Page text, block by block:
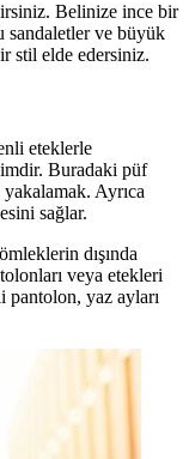
Belinize ince bir
sandaletler ve büyük
stil elde edersiniz.
eteklerle
Buradaki püf
Ayrıca
sağlar.
dışında
veya etekleri
yaz ayları